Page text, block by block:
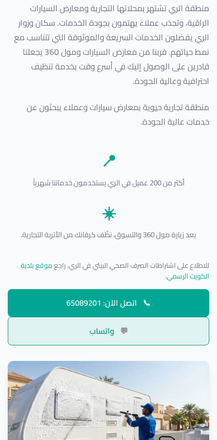
منطقة الري تشتهر بمحلاتها التجارية ومعارض السيارات
الراقية، وتجذب عملاء يهتمون بجودة الخدمات. سكان وزوار
الري يفضلون الخدمات السريعة والموثوقة التي تتناسب مع
نمط حياتهم. قربنا من معارض السيارات ومول 360 يجعلنا
قادرين على الوصول إليك في أسرع وقت بخدمة تنظيف
احترافية وعالية الجودة.
منطقة تجارية حيوية بمعارض سيارات وعملاء يبحثون عن
خدمات عالية الجودة.
📍
أكثر من 200 عميل في الري يستخدمون خدماتنا شهرياً
☀️
بعد زيارة مول 360 والتسوق، نظّف كرفانك من الأتربة التجارية.
للاطلاع على اشتراطات الصرف الصحي البيئي في الري، راجعموقع بلدية
الكويت الرسمي.
📞 اتصل الآن: 65089201
💬 واتساب